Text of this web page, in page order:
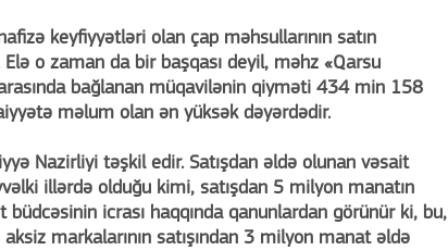
keyfiyyətləri olan çap məhsullarının satın
o zaman da bir başqası deyil, məhz «Qarsu
arasında bağlanan müqavilənin qiyməti 434 min 158
məlum olan ən yüksək dəyərdədir.
Nazirliyi təşkil edir. Satışdan əldə olunan vəsait
illərdə olduğu kimi, satışdan 5 milyon manatın
büdcəsinin icrası haqqında qanunlardan görünür ki, bu,
markalarının satışından 3 milyon manat əldə